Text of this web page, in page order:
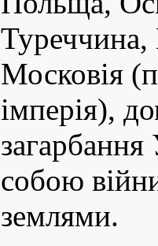
Туреччина,
Московія
імперія),
собою
землями.